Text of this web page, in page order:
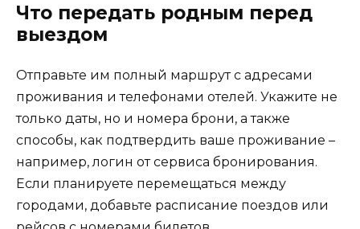
Что передать родным перед
выездом
Отправьте им полный маршрут с адресами
проживания и телефонами отелей. Укажите не
только даты, но и номера брони, а также
способы, как подтвердить ваше проживание –
например, логин от сервиса бронирования.
Если планируете перемещаться между
городами, добавьте расписание поездов или